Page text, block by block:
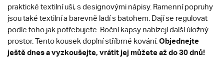
praktické textilní uši, s designovými nápisy. Ramenní popruhy
jsou také textilní a barevně ladí s batohem. Dají se regulovat
podle toho jak potřebujete. Boční kapsy nabízejí další úložný
prostor. Tento kousek doplní stříbrné kování. Objednejte
ještě dnes a vyzkoušejte, vrátit jej můžete až do 30 dnů!